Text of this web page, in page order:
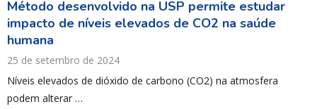
Método desenvolvido na USP permite estudar
impacto de níveis elevados de CO2 na saúde
humana
25 de setembro de 2024
Níveis elevados de dióxido de carbono (CO2) na atmosfera
podem alterar …